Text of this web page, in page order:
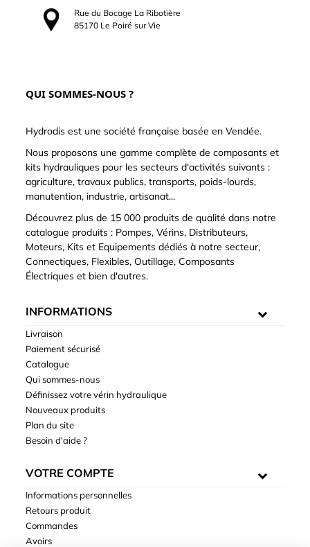
Rue du Bocage La Ribotière
85170 Le Poiré sur Vie
QUI SOMMES-NOUS ?
Hydrodis est une société française basée en Vendée.
Nous proposons une gamme complète de composants et
kits hydrauliques pour les secteurs d'activités suivants :
agriculture, travaux publics, transports, poids-lourds,
manutention, industrie, artisanat...
Découvrez plus de 15 000 produits de qualité dans notre
catalogue produits : Pompes, Vérins, Distributeurs,
Moteurs, Kits et Equipements dédiés à notre secteur,
Connectiques, Flexibles, Outillage, Composants
Électriques et bien d'autres.
INFORMATIONS
Livraison
Paiement sécurisé
Catalogue
Qui sommes-nous
Définissez votre vérin hydraulique
Nouveaux produits
Plan du site
Besoin d'aide ?
VOTRE COMPTE
Informations personnelles
Retours produit
Commandes
Avoirs